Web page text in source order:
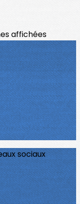
affichées
sociaux